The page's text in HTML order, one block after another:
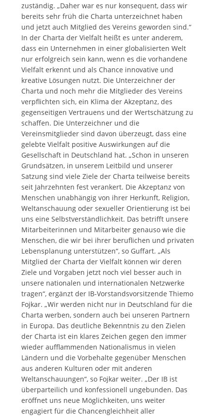
zuständig. „Daher war es nur konsequent, dass wir
bereits sehr früh die Charta unterzeichnet haben
und jetzt auch Mitglied des Vereins geworden sind.“
In der Charta der Vielfalt heißt es unter anderem,
dass ein Unternehmen in einer globalisierten Welt
nur erfolgreich sein kann, wenn es die vorhandene
Vielfalt erkennt und als Chance innovative und
kreative Lösungen nutzt. Die Unterzeichner der
Charta und noch mehr die Mitglieder des Vereins
verpflichten sich, ein Klima der Akzeptanz, des
gegenseitigen Vertrauens und der Wertschätzung zu
schaffen. Die Unterzeichner und die
Vereinsmitglieder sind davon überzeugt, dass eine
gelebte Vielfalt positive Auswirkungen auf die
Gesellschaft in Deutschland hat. „Schon in unseren
Grundsätzen, in unserem Leitbild und unserer
Satzung sind viele Ziele der Charta teilweise bereits
seit Jahrzehnten fest verankert. Die Akzeptanz von
Menschen unabhängig von ihrer Herkunft, Religion,
Weltanschauung oder sexueller Orientierung ist bei
uns eine Selbstverständlichkeit. Das betrifft unsere
Mitarbeiterinnen und Mitarbeiter genauso wie die
Menschen, die wir bei ihrer beruflichen und privaten
Lebensplanung unterstützen“, so Guffart. „Als
Mitglied der Charta der Vielfalt können wir deren
Ziele und Vorgaben jetzt noch viel besser auch in
unsere nationalen und internationalen Netzwerke
tragen“, ergänzt der IB-Vorstandsvorsitzende Thiemo
Fojkar. „Wir werden nicht nur in Deutschland für die
Charta werben, sondern auch bei unseren Partnern
in Europa. Das deutliche Bekenntnis zu den Zielen
der Charta ist ein klares Zeichen gegen den immer
wieder aufflammenden Nationalismus in vielen
Ländern und die Vorbehalte gegenüber Menschen
aus anderen Kulturen oder mit anderen
Weltanschauungen“, so Fojkar weiter. „Der IB ist
überparteilich und konfessionell ungebunden. Das
eröffnet uns neue Möglichkeiten, uns weiter
engagiert für die Chancengleichheit aller